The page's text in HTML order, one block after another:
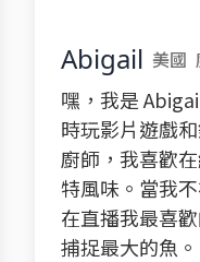
Abigail 美國
嘿，我是
時玩影片遊戲
廚師，我喜歡
特風味。當我
在直播我最喜
捕捉最大的魚。